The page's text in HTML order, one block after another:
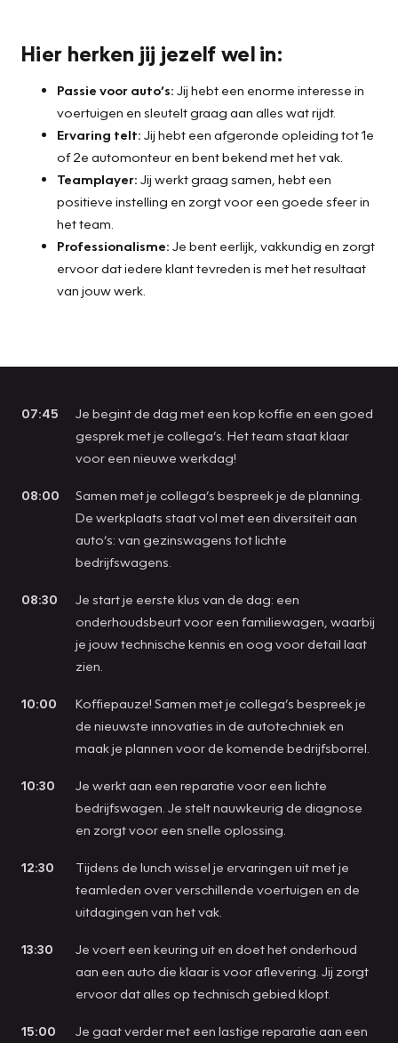
Hier herken jij jezelf wel in:
Passie voor auto’s: Jij hebt een enorme interesse in
voertuigen en sleutelt graag aan alles wat rijdt.
Ervaring telt: Jij hebt een afgeronde opleiding tot 1e
of 2e automonteur en bent bekend met het vak.
Teamplayer: Jij werkt graag samen, hebt een
positieve instelling en zorgt voor een goede sfeer in
het team.
Professionalisme: Je bent eerlijk, vakkundig en zorgt
ervoor dat iedere klant tevreden is met het resultaat
van jouw werk.
07:45
Je begint de dag met een kop koffie en een goed
gesprek met je collega’s. Het team staat klaar
voor een nieuwe werkdag!
08:00
Samen met je collega’s bespreek je de planning.
De werkplaats staat vol met een diversiteit aan
auto’s: van gezinswagens tot lichte
bedrijfswagens.
08:30
Je start je eerste klus van de dag: een
onderhoudsbeurt voor een familiewagen, waarbij
je jouw technische kennis en oog voor detail laat
zien.
10:00
Koffiepauze! Samen met je collega’s bespreek je
de nieuwste innovaties in de autotechniek en
maak je plannen voor de komende bedrijfsborrel.
10:30
Je werkt aan een reparatie voor een lichte
bedrijfswagen. Je stelt nauwkeurig de diagnose
en zorgt voor een snelle oplossing.
12:30
Tijdens de lunch wissel je ervaringen uit met je
teamleden over verschillende voertuigen en de
uitdagingen van het vak.
13:30
Je voert een keuring uit en doet het onderhoud
aan een auto die klaar is voor aflevering. Jij zorgt
ervoor dat alles op technisch gebied klopt.
15:00
Je gaat verder met een lastige reparatie aan een